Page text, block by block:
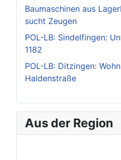
Baumaschinen aus
sucht Zeugen
POL-LB: Sindelfingen:
1182
POL-LB: Ditzingen:
Haldenstraße
Aus der Region